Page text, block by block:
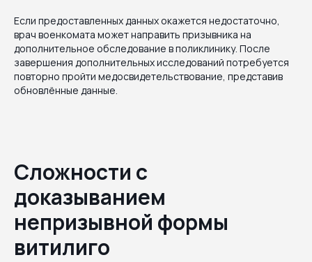
Если предоставленных данных окажется недостаточно,
врач военкомата может направить призывника на
дополнительное обследование в поликлинику. После
завершения дополнительных исследований потребуется
повторно пройти медосвидетельствование, представив
обновлённые данные.
Сложности с
доказыванием
непризывной формы
витилиго